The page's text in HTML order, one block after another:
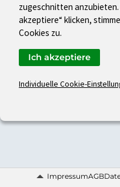
ImpressumAGB
zugeschnitten anzubieten.
akzeptiere“ klicken,
Cookies zu.
Individuelle Cookie-
Ich akzeptiere